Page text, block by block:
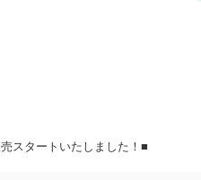
スタートいたしました！■